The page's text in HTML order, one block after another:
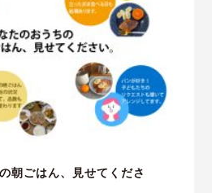
朝ごはん、見せてくださ